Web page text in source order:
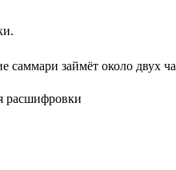
саммари займёт около двух